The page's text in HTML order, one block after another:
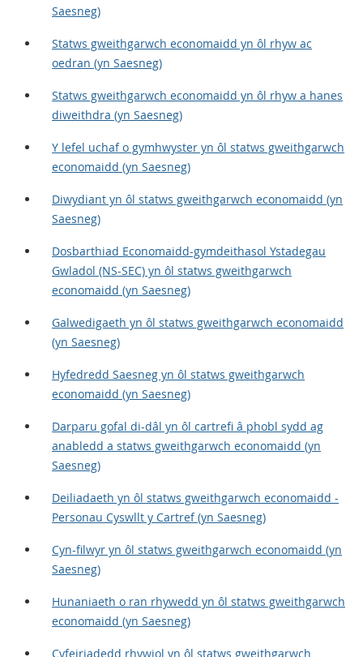
Saesneg)
Statws gweithgarwch economaidd yn ôl rhyw ac
oedran (yn Saesneg)
Statws gweithgarwch economaidd yn ôl rhyw a hanes
diweithdra (yn Saesneg)
Y lefel uchaf o gymhwyster yn ôl statws gweithgarwch
economaidd (yn Saesneg)
Diwydiant yn ôl statws gweithgarwch economaidd (yn
Saesneg)
Dosbarthiad Economaidd-gymdeithasol Ystadegau
Gwladol (NS-SEC) yn ôl statws gweithgarwch
economaidd (yn Saesneg)
Galwedigaeth yn ôl statws gweithgarwch economaidd
(yn Saesneg)
Hyfedredd Saesneg yn ôl statws gweithgarwch
economaidd (yn Saesneg)
Darparu gofal di-dâl yn ôl cartrefi â phobl sydd ag
anabledd a statws gweithgarwch economaidd (yn
Saesneg)
Deiliadaeth yn ôl statws gweithgarwch economaidd -
Personau Cyswllt y Cartref (yn Saesneg)
Cyn-filwyr yn ôl statws gweithgarwch economaidd (yn
Saesneg)
Hunaniaeth o ran rhywedd yn ôl statws gweithgarwch
economaidd (yn Saesneg)
Cyfeiriadedd rhywiol yn ôl statws gweithgarwch